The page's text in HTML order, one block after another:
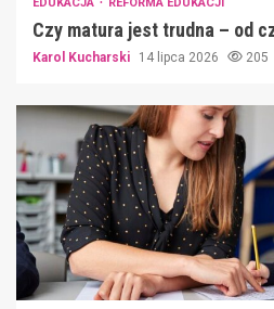
Czy matura jest trudna – od
Karol Kucharski 14 lipca 2026 205